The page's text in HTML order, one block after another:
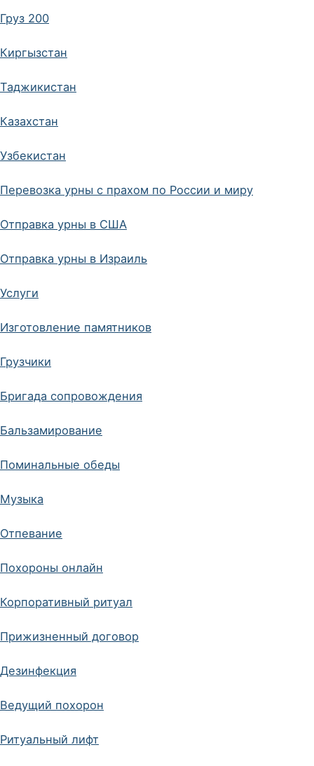
Груз 200
Киргызстан
Таджикистан
Казахстан
Узбекистан
Перевозка урны с прахом по России и миру
Отправка урны в США
Отправка урны в Израиль
Услуги
Изготовление памятников
Грузчики
Бригада сопровождения
Бальзамирование
Поминальные обеды
Музыка
Отпевание
Похороны онлайн
Корпоративный ритуал
Прижизненный договор
Дезинфекция
Ведущий похорон
Ритуальный лифт